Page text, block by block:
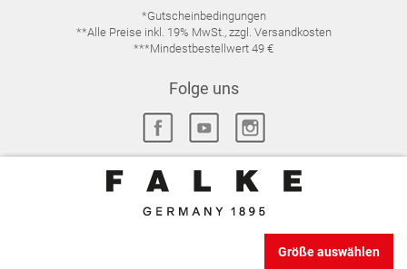
Größe auswählen
*Gutscheinbedingungen
**Alle Preise inkl. 19% MwSt., zzgl. Versandkosten
***Mindestbestellwert 49 €
Folge uns
FAQ
DATENSCHUTZ
WIDERRUFSRECHT